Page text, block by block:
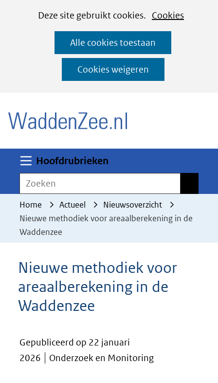
CookiesDeze site gebruikt cookies. Cookies
deze
worden
toegestaan
geweigerd.
Alle cookies toestaan
Cookies weigeren
Ga
naar
de
inhoud
Hoofdrubrieken
Zoeken
Home Actueel
Nieuwsoverzicht
Nieuwe methodiek voor areaalberekening in de
Waddenzee
Nieuwe methodiek voor
areaalberekening in de
Waddenzee
Gepubliceerd op 22 januari
2026
Onderzoek en Monitoring